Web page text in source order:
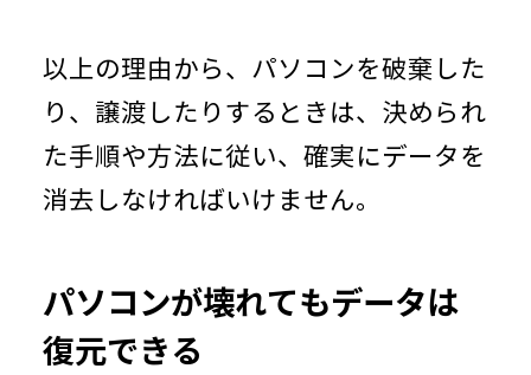
以上の理由から、パソコンを破棄した
り、譲渡したりするときは、決められ
た手順や方法に従い、確実にデータを
消去しなければいけません。
パソコンが壊れてもデータは
復元できる